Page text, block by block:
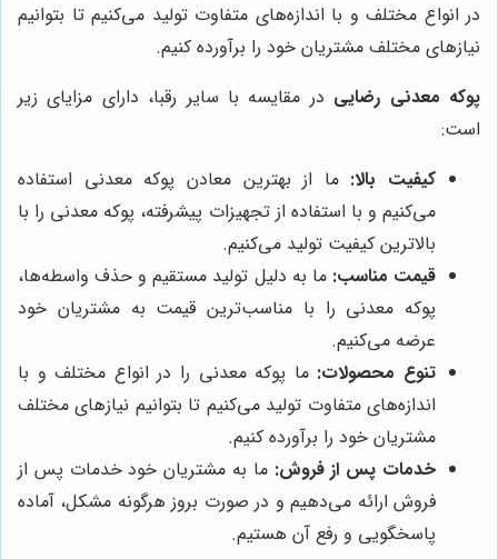
در انواع مختلف و با اندازه‌های متفاوت تولید می‌کنیم تا بتوانیم
نیازهای مختلف مشتریان خود را برآورده کنیم.
پوکه معدنی رضایی در مقایسه با سایر رقبا، دارای مزایای زیر
است:
کیفیت بالا: ما از بهترین معادن پوکه معدنی استفاده
می‌کنیم و با استفاده از تجهیزات پیشرفته، پوکه معدنی را با
بالاترین کیفیت تولید می‌کنیم.
قیمت مناسب: ما به دلیل تولید مستقیم و حذف واسطه‌ها،
پوکه معدنی را با مناسب‌ترین قیمت به مشتریان خود
عرضه می‌کنیم.
تنوع محصولات: ما پوکه معدنی را در انواع مختلف و با
اندازه‌های متفاوت تولید می‌کنیم تا بتوانیم نیازهای مختلف
مشتریان خود را برآورده کنیم.
خدمات پس از فروش: ما به مشتریان خود خدمات پس از
فروش ارائه می‌دهیم و در صورت بروز هرگونه مشکل، آماده
پاسخگویی و رفع آن هستیم.